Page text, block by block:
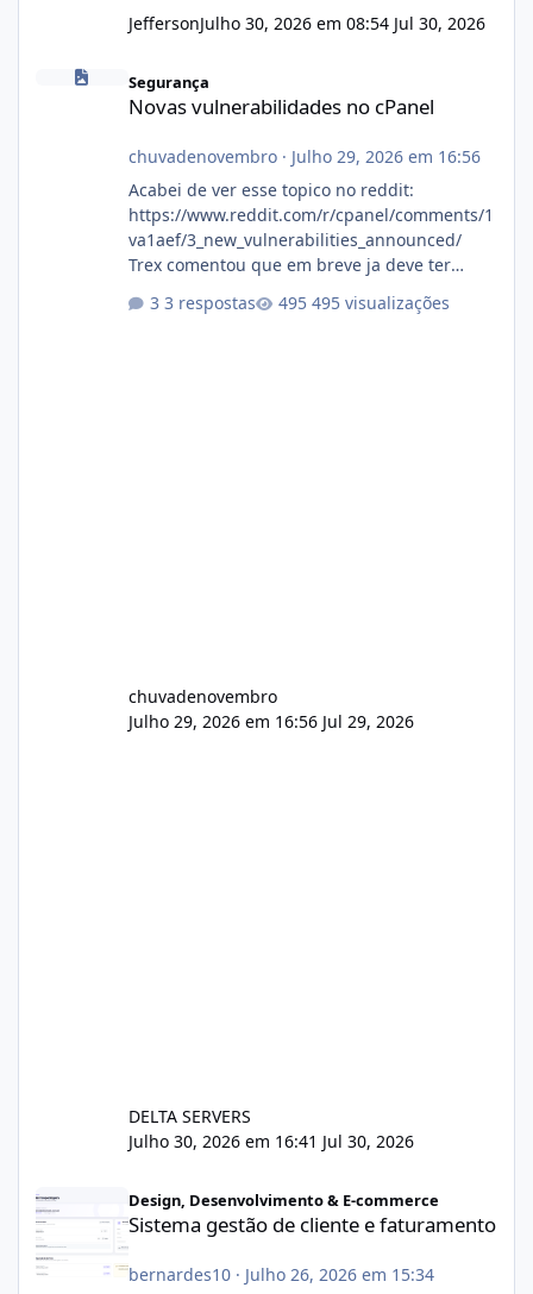
JeffersonJulho 30, 2026 em 08:54 Jul 30, 2026
Novas vulnerabilidades no cPanel
Segurança
Novas vulnerabilidades no cPanel
chuvadenovembro· Julho 29, 2026 em 16:56
Acabei de ver esse topico no reddit:
https://www.reddit.com/r/cpanel/comments/1
va1aef/3_new_vulnerabilities_announced/
Trex comentou que em breve ja deve ter
3 respostas 495 visualizações
chuvadenovembro
Julho 29, 2026 em 16:56 Jul 29, 2026
DELTA SERVERS
Julho 30, 2026 em 16:41 Jul 30, 2026
Design, Desenvolvimento & E-commerce
Sistema gestão de cliente e faturamento
bernardes10· Julho 26, 2026 em 15:34